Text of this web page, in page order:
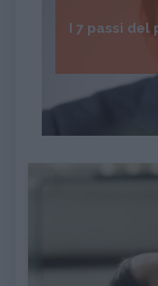
I 7 passi del